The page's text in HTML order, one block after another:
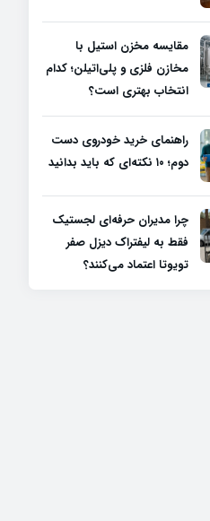
مقایسه مخزن استیل با
مخازن فلزی و پلی‌اتیلن؛ کدام
انتخاب بهتری است؟
راهنمای خرید خودروی دست
دوم؛ ۱۰ نکته‌ای که باید بدانید
چرا مدیران حرفه‌ای لجستیک
فقط به لیفتراک دیزل صفر
تویوتا اعتماد می‌کنند؟